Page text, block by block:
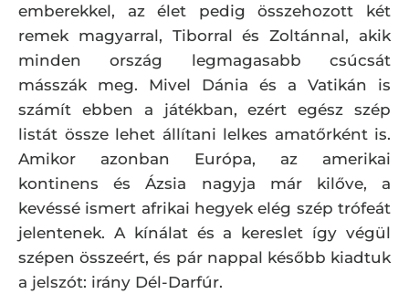
emberekkel, az élet pedig összehozott két
remek magyarral, Tiborral és Zoltánnal, akik
minden ország legmagasabb csúcsát
másszák meg. Mivel Dánia és a Vatikán is
számít ebben a játékban, ezért egész szép
listát össze lehet állítani lelkes amatőrként is.
Amikor azonban Európa, az amerikai
kontinens és Ázsia nagyja már kilőve, a
kevéssé ismert afrikai hegyek elég szép trófeát
jelentenek. A kínálat és a kereslet így végül
szépen összeért, és pár nappal később kiadtuk
a jelszót: irány Dél-Darfúr.